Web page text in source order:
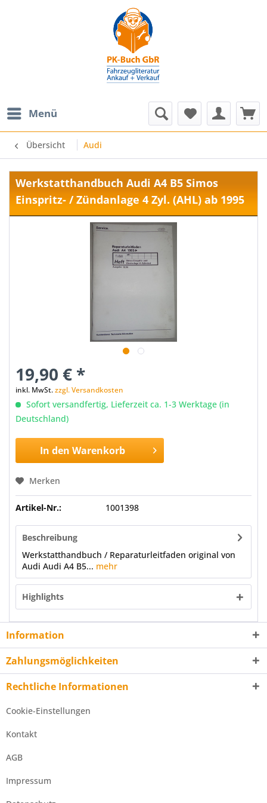
Menü
Übersicht Audi
Werkstatthandbuch Audi A4 B5 Simos
Einspritz- / Zündanlage 4 Zyl. (AHL) ab 1995
19,90 € *
inkl. MwSt.zzgl. Versandkosten
Sofort versandfertig, Lieferzeit ca. 1-3 Werktage (in
Deutschland)
In den Warenkorb
Merken
Artikel-Nr.: 1001398
Beschreibung
Werkstatthandbuch / Reparaturleitfaden original von
Audi Audi A4 B5... mehr
Highlights
Information
Zahlungsmöglichkeiten
Rechtliche Informationen
Cookie-Einstellungen
Kontakt
AGB
Impressum